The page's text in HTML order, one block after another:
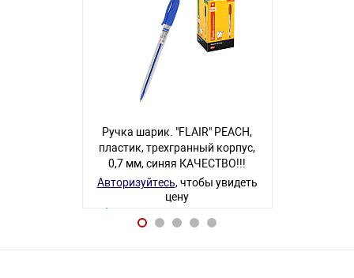
Ручка шарик. "FLAIR" PEACH,
пластик, трехгранный корпус,
0,7 мм, синяя КАЧЕСТВО!!!
Авторизуйтесь, чтобы увидеть
цену